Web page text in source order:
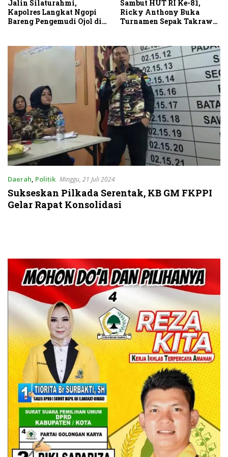
Jalin Silaturahmi,
Kapolres Langkat Ngopi
Bareng Pengemudi Ojol di
Sambut HUT RI Ke-81,
Ricky Anthony Buka
Turnamen Sepak Takraw
Daerah, Politik Minggu, 21 Juli 2024
Sukseskan Pilkada Serentak, KB GM FKPPI
Gelar Rapat Konsolidasi